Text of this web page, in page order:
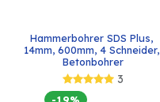
Hammerbohrer SDS Plus,
14mm, 600mm, 4 Schneider,
Betonbohrer
3